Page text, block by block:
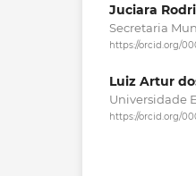
Juciara
Secretaria
https://orcid.org/
Luiz Artur
Universidade
https://orcid.org/